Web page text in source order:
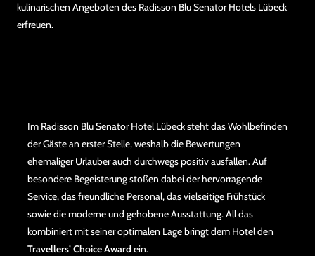
kulinarischen Angeboten des Radisson Blu Senator Hotels Lübeck
erfreuen.
Im Radisson Blu Senator Hotel Lübeck steht das Wohlbefinden
der Gäste an erster Stelle, weshalb die Bewertungen
ehemaliger Urlauber auch durchwegs positiv ausfallen. Auf
besondere Begeisterung stoßen dabei der hervorragende
Service, das freundliche Personal, das vielseitige Frühstück
sowie die moderne und gehobene Ausstattung. All das
kombiniert mit seiner optimalen Lage bringt dem Hotel den
Travellers’ Choice Awardein.